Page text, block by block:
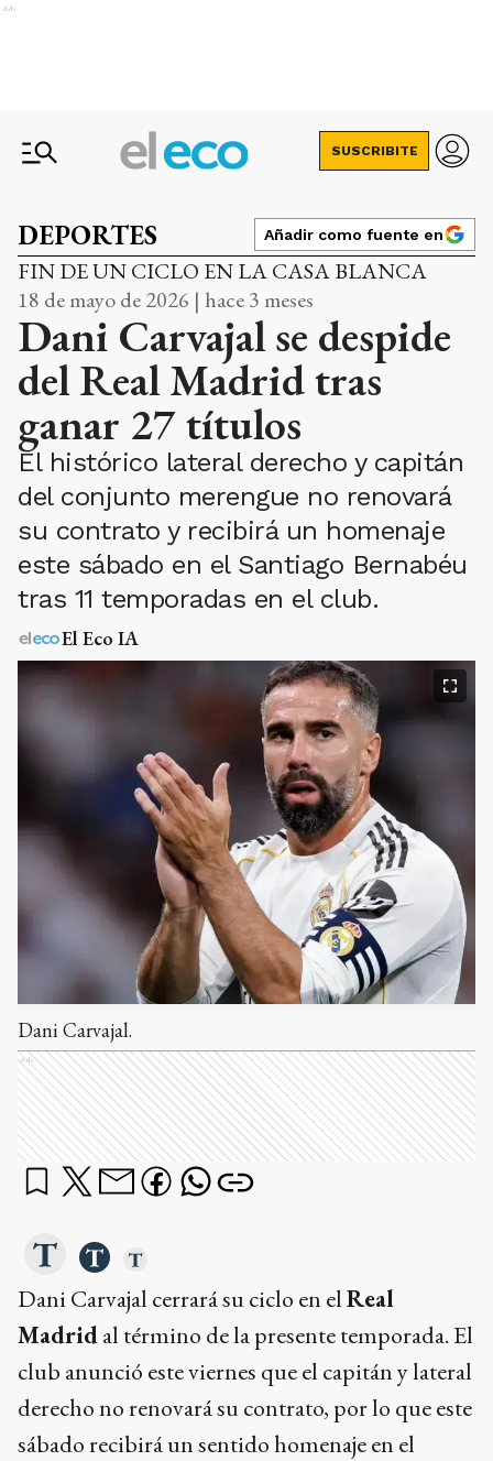
Ads
SUSCRIBITE
DEPORTES Añadir como fuente en
FIN DE UN CICLO EN LA CASA BLANCA
18 de mayo de 2026 | hace 3 meses
Dani Carvajal se despide
del Real Madrid tras
ganar 27 títulos
El histórico lateral derecho y capitán
del conjunto merengue no renovará
su contrato y recibirá un homenaje
este sábado en el Santiago Bernabéu
tras 11 temporadas en el club.
El Eco IA
Dani Carvajal.
Ads
Dani Carvajal cerrará su ciclo en elReal
Madridal término de la presente temporada. El
club anunció este viernes que el capitán y lateral
derecho no renovará su contrato, por lo que este
sábado recibirá un sentido homenaje en el